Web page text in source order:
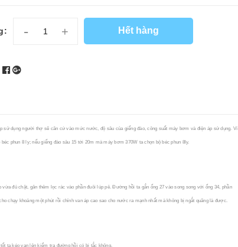
- + Hết hàng
dụng người thợ sẽ căn cứ vào mức nước, độ sâu của giếng đào, công suất máy bơm và điện áp sử dụng. Ví
phun 8 ly; nếu giếng đào sâu 15 tới 20m mà máy bơm 370W ta chọn bộ béc phun 8ly.
đủ chặt, găn thêm lọc rác vào phần đuôi lúp pê. Đường hồi ta gắn ống 27 vào song song với ống 34, phần
chạy khoảng một phút rồi chỉnh van áp cao sao cho nước ra mạnh nhất mà không bị ngắt quãng là được.
ta kéo van lên kiểm tra đường hồi có bị tắc không.